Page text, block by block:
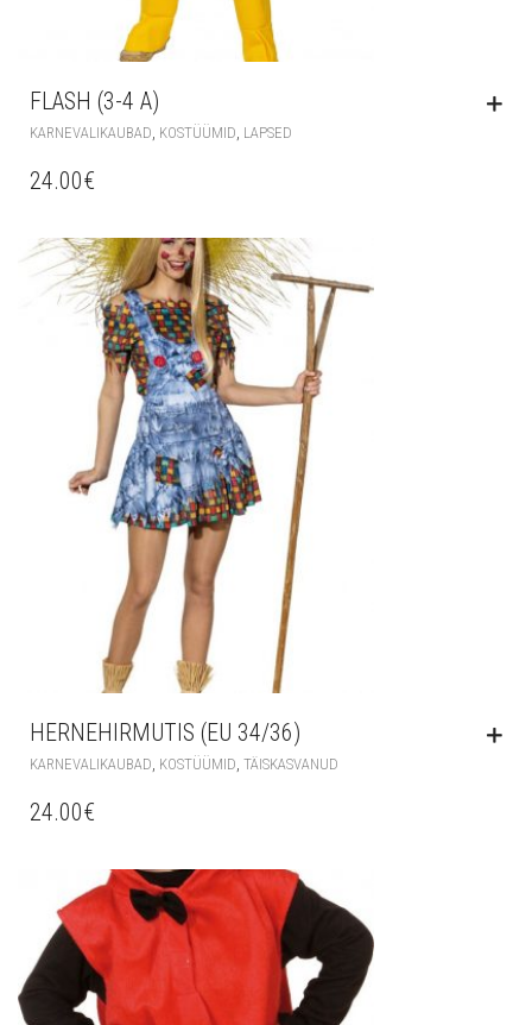
FLASH (3-4 A)
KARNEVALIKAUBAD KOSTÜÜMID LAPSED
24.00€
HERNEHIRMUTIS (EU 34/36)
KARNEVALIKAUBAD KOSTÜÜMID TÄISKASVANUD
24.00€